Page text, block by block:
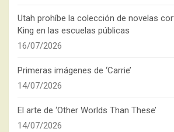
Utah prohíbe la colección de novelas
King en las escuelas públicas
16/07/2026
Primeras imágenes de ‘Carrie’
14/07/2026
El arte de ‘Other Worlds Than These’
14/07/2026